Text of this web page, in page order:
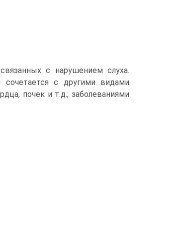
с нарушением слуха.
с другими видами
почек и т.д.; заболеваниями